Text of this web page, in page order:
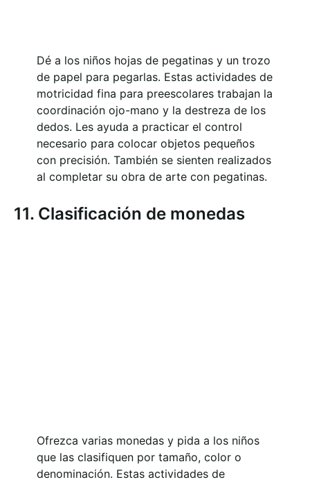
Dé a los niños hojas de pegatinas y un trozo
de papel para pegarlas. Estas actividades de
motricidad fina para preescolares trabajan la
coordinación ojo-mano y la destreza de los
dedos. Les ayuda a practicar el control
necesario para colocar objetos pequeños
con precisión. También se sienten realizados
al completar su obra de arte con pegatinas.
11. Clasificación de monedas
Ofrezca varias monedas y pida a los niños
que las clasifiquen por tamaño, color o
denominación. Estas actividades de